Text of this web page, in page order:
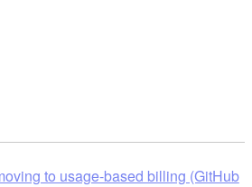
to usage-based billing (GitHub